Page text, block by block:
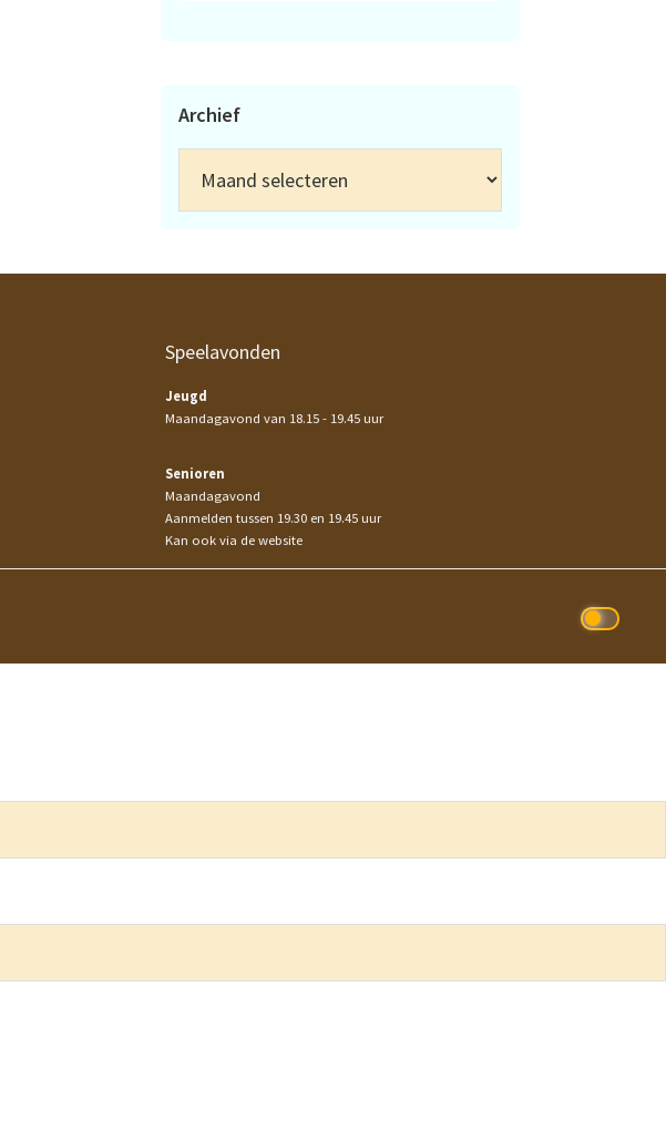
Archief
Speelavonden
Jeugd
Maandagavond van 18.15 - 19.45 uur
Senioren
Maandagavond
Aanmelden tussen 19.30 en 19.45 uur
Kan ook via de website